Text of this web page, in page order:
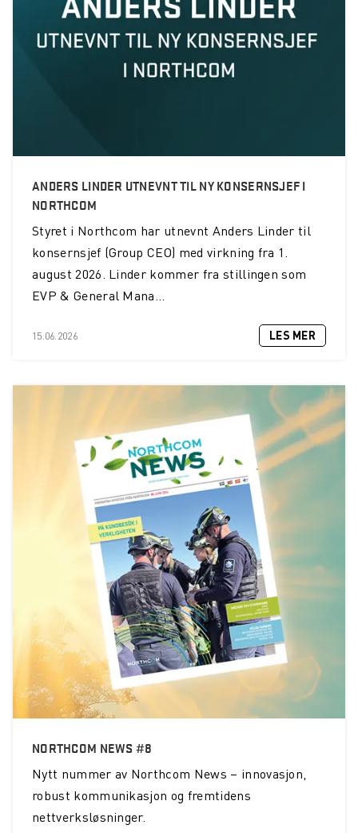
Gudbrandsdal Energi Nett AS knytter seg til Nødnett
Forsvarsmateriell signerer rammeavtale med Wireless
Communication AS
Helsetjenestens driftsorganisasjon velger Sepura SC21
Sogn og Fjordane Energi tar i bruk Nødnett
Statens Vegvesen tar Nødnett i bruk på høyfjellet
Wireless Roadshow 2017
Sepura SC21 er her!
Wireless Communication leverer samband til Sykkel-VM
Ny kompakt jaktradio fra Icom!
Statens Vegvesen inngår rammeavtale med Wireless
Communication AS
Sepura lanserer SC21!
Ny IDAS-serie fra Icom!
VHF Group styrker sin Nordiske satsing
Fredric Aasbø og Icom satser stort
Mobinet Norge er nå en del av Wireless Communication!
Icom IC-M25 - Ny maritim radio fra Icom!
ANDERS LINDER UTNEVNT TIL NY KONSERNSJEF I
NORTHCOM
Styret i Northcom har utnevnt Anders Linder til
konsernsjef (Group CEO) med virkning fra 1.
august 2026. Linder kommer fra stillingen som
EVP & General Mana...
15.06.2026 LES MER
NORTHCOM NEWS #8
Nytt nummer av Northcom News – innovasjon,
robust kommunikasjon og fremtidens
nettverksløsninger.